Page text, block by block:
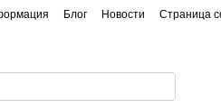
Блог Новости Страница